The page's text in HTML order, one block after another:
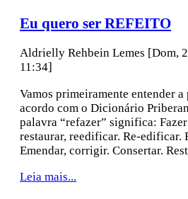
Eu quero ser REFEITO
Aldrielly Rehbein Lemes [Dom,
11:34]
Vamos primeiramente entender
acordo com o Dicionário
palavra “refazer” significa:
restaurar, reedificar. Re-edificar.
Emendar, corrigir. Consertar.
Leia mais...